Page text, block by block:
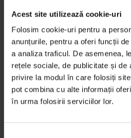
Acest site utilizează cookie-uri
Folosim cookie-uri pentru a
anunțurile, pentru a oferi funcții
a analiza traficul. De asemenea,
rețele sociale, de publicitate și de
privire la modul în care folosiți
pot combina cu alte informații
în urma folosirii serviciilor lor.
deplin de stimulii mentali,
studiate efectele „deprivării
„absenței îngrijitorului” cu
moderne de neuroimagistică?
dacă un copil instituționalizat
cadru familial, poate să
capacități nedezvoltate? Sau,
persoană neiubită în copilărie să